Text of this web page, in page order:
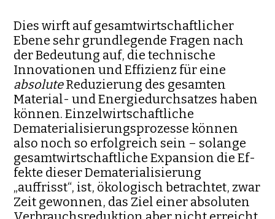
Dies wirft auf gesamtwirtschaftlicher
Ebene sehr grund­legende Fragen nach
der Bedeutung auf, die technische
Innovationen und Effizienz für eine
absoluteReduzierung des gesamten
Material- und Energiedurch­sat­zes haben
können. Einzelwirtschaftliche
Dematerialisierungsprozesse können
also noch so erfolgreich sein – solange
gesamtwirtschaftliche Expansion die Ef­
fekte dieser Dematerialisierung
„auffrisst“, ist, ökologisch betrachtet, zwar
Zeit gewonnen, das Ziel einer absoluten